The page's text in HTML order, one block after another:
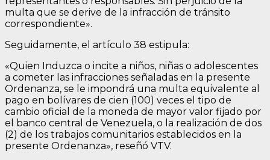
multa que se derive de la infracción de tránsito
correspondiente».
Seguidamente, el artículo 38 estipula:
«Quien Induzca o incite a niños, niñas o adolescentes
a cometer las infracciones señaladas en la presente
Ordenanza, se le impondrá una multa equivalente al
pago en bolívares de cien (100) veces el tipo de
cambio oficial de la moneda de mayor valor fijado por
el banco central de Venezuela, o la realización de dos
(2) de los trabajos comunitarios establecidos en la
presente Ordenanza», reseñó VTV.